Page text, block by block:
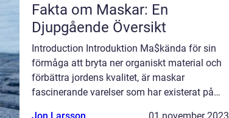
Fakta om Maskar: En
Djupgående Översikt
Introduction Introduktion Ma$kända för sin
förmåga att bryta ner organiskt material och
förbättra jordens kvalitet, är maskar
fascinerande varelser som har existerat på